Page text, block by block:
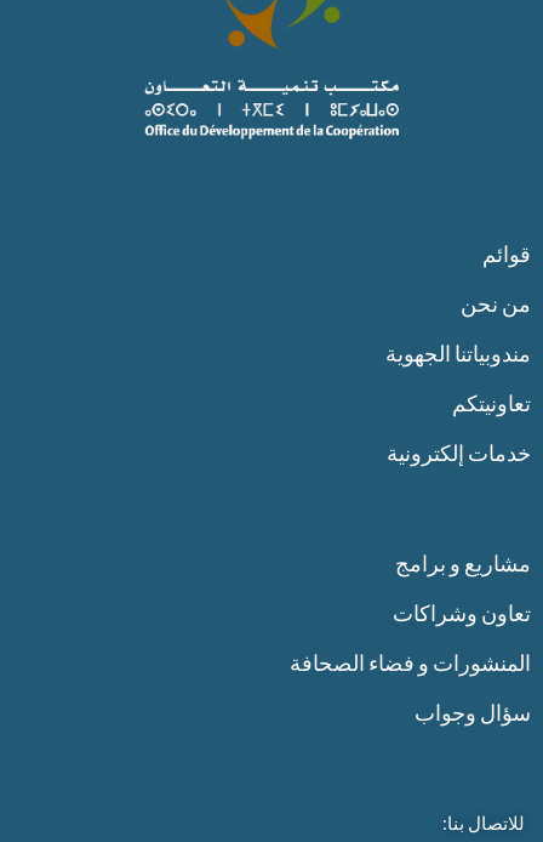
قوائم
من نحن
مندوبياتنا الجهوية
تعاونيتكم
خدمات إلكترونية
مشاريع و برامج
تعاون وشراكات
المنشورات و فضاء الصحافة
سؤال وجواب
للاتصال بنا: